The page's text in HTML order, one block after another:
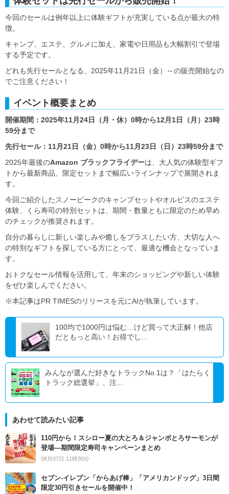
今回のセールは例年以上に体験ギフトが充実している点が最大の特
徴。
キャンプ、エステ、グルメに加え、家電や日用品も大幅割引で登場
する予定です。
どれも先行セールとなる、2025年11月21日（金）～の販売開始なの
でご注意ください！
イベント概要まとめ
開催期間：2025年11月24日（月・休）0時から12月1日（月）23時
59分まで
先行セール：11月21日（金）0時から11月23日（日）23時59分まで
2025年最後のAmazon ブラックフライデーは、大人気の体験型ギフ
トから最新商品、限定セットまで幅広いラインナップで展開されま
す。
今回ご紹介したスノーピークのキャンプセットやオルビスのエステ
体験、くら寿司の特別セットは、期間・数量ともに限定のため早め
のチェックが推奨されます。
自分の暮らしに新しい楽しみや癒しをプラスしたい方、大切な人へ
の特別なギフトを探している方にとって、最適な機会となっていま
す。
おトクなセール情報を活用して、年末のショッピングや新しい体験
をぜひ楽しんでください。
※本記事はPR TIMESのリリースを元にAIが執筆しています。
100均で1000円は悩む…けど買って大正解！他店
だともっと高い！お得でし...
みんなが選んだ好きなトラックNo.1は？「はたらく
トラック総選挙」、注...
あわせて読みたい記事
110円から！スシロー夏の大とろ＆ジャンボとろサーモンが
登場―期間限定寿司キャンペーンまとめ
08月07日 11時30分
セブン‐イレブン「からあげ棒」「アメリカンドッグ」3日間
限定30円引きセールを開催中！